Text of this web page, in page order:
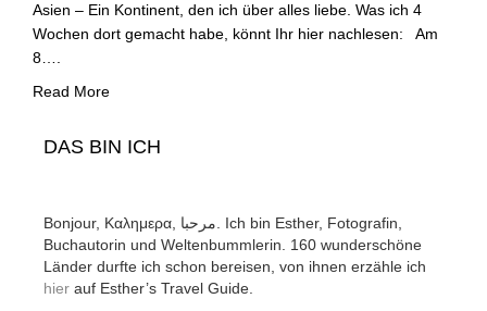
Asien – Ein Kontinent, den ich über alles liebe. Was ich 4
Wochen dort gemacht habe, könnt Ihr hier nachlesen: Am
8….
Read More
DAS BIN ICH
Bonjour, Καλημερα, مرحبا. Ich bin Esther, Fotografin,
Buchautorin und Weltenbummlerin. 160 wunderschöne
Länder durfte ich schon bereisen, von ihnen erzähle ich
hier auf Esther’s Travel Guide.